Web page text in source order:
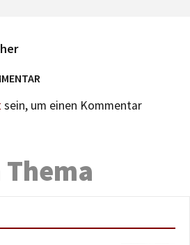
sein, um einen Kommentar